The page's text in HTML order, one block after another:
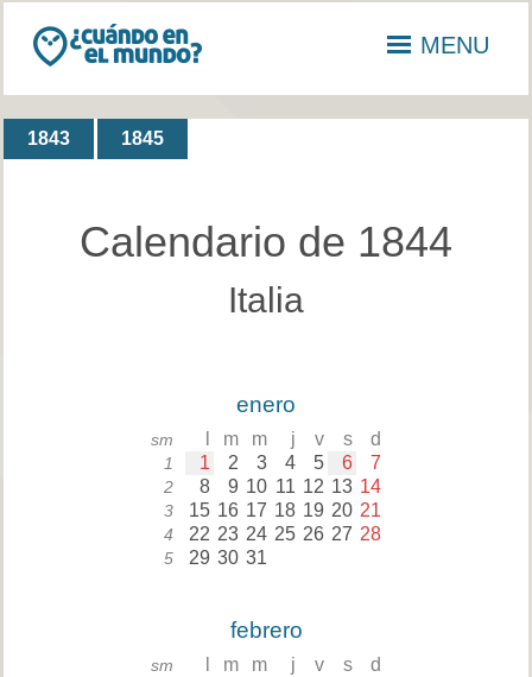
MENU
1843 1845
Calendario de 1844
Italia
enero
sm m m j v s d
1 1 2 3 4 5 6 7
2 8 9 10 11 12 13 14
3 15 16 17 18 19 20 21
4 22 23 24 25 26 27 28
5 29 30 31
febrero
sm m m j v s d